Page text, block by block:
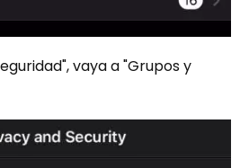
vaya a "Grupos y